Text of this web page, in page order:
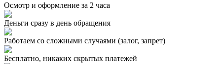
Осмотр и оформление за 2 часа
Деньги сразу в день обращения
Работаем со сложными случаями (залог, запрет)
Бесплатно, никаких скрытых платежей